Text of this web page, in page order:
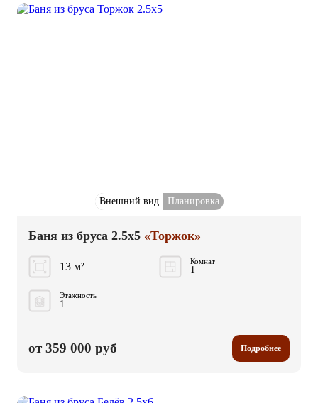
Внешний вид Планировка
Баня из бруса 2.5x5 «Торжок»
13 м² Комнат
1
Этажность
1
от 359 000 руб Подробнее